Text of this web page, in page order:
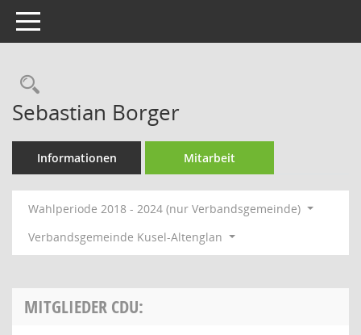
Toggle navigation
Rechercheauswahl
Sebastian Borger
Informationen Mitarbeit
Wahlperiode 2018 - 2024 (nur Verbandsgemeinde)
Verbandsgemeinde Kusel-Altenglan
MITGLIEDER CDU: